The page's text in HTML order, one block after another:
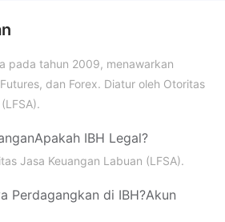
pada tahun 2009, menawarkan
dan Forex. Diatur oleh Otoritas
Apakah IBH Legal?
Jasa Keuangan Labuan (LFSA).
Perdagangkan di IBH?Akun